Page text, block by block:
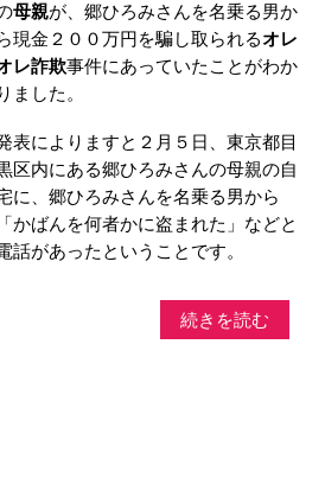
母親が、郷ひろみさんを名乗る男か
現金２００万円を騙し取られるオレ
レ詐欺事件にあっていたことがわか
りました。
表によりますと２月５日、東京都目
区内にある郷ひろみさんの母親の自
に、郷ひろみさんを名乗る男から
「かばんを何者かに盗まれた」などと
話があったということです。
続きを読む